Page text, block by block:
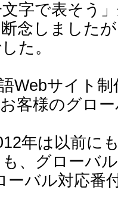
文字で表そう
念しました
た。
Webサイト
客様のグロ
年は以前に
、グローバ
ーバル対応番